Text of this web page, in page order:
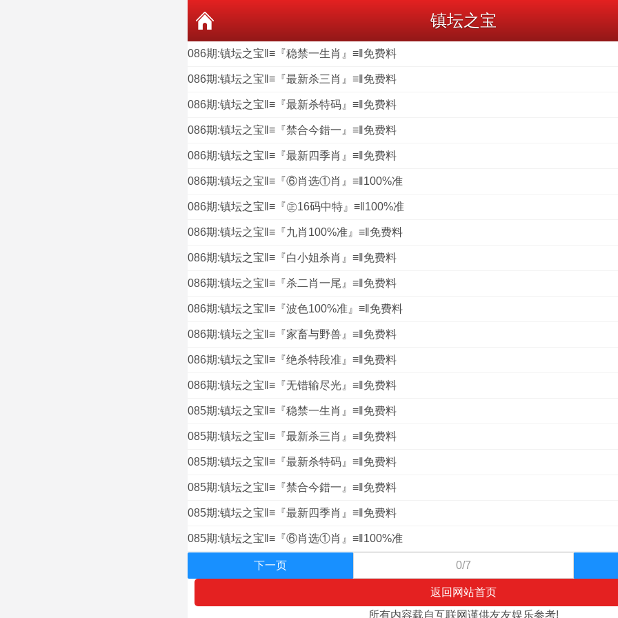
镇坛之宝
086期:镇坛之宝‖≡『稳禁一生肖』≡‖免费料
086期:镇坛之宝‖≡『最新杀三肖』≡‖免费料
086期:镇坛之宝‖≡『最新杀特码』≡‖免费料
086期:镇坛之宝‖≡『禁合今錯一』≡‖免费料
086期:镇坛之宝‖≡『最新四季肖』≡‖免费料
086期:镇坛之宝‖≡『⑥肖选①肖』≡‖100%准
086期:镇坛之宝‖≡『㊣16码中特』≡‖100%准
086期:镇坛之宝‖≡『九肖100%准』≡‖免费料
086期:镇坛之宝‖≡『白小姐杀肖』≡‖免费料
086期:镇坛之宝‖≡『杀二肖一尾』≡‖免费料
086期:镇坛之宝‖≡『波色100%准』≡‖免费料
086期:镇坛之宝‖≡『家畜与野兽』≡‖免费料
086期:镇坛之宝‖≡『绝杀特段准』≡‖免费料
086期:镇坛之宝‖≡『无错输尽光』≡‖免费料
085期:镇坛之宝‖≡『稳禁一生肖』≡‖免费料
085期:镇坛之宝‖≡『最新杀三肖』≡‖免费料
085期:镇坛之宝‖≡『最新杀特码』≡‖免费料
085期:镇坛之宝‖≡『禁合今錯一』≡‖免费料
085期:镇坛之宝‖≡『最新四季肖』≡‖免费料
085期:镇坛之宝‖≡『⑥肖选①肖』≡‖100%准
下一页 0/7
返回网站首页
所有内容载自互联网谨供友友娱乐参考!